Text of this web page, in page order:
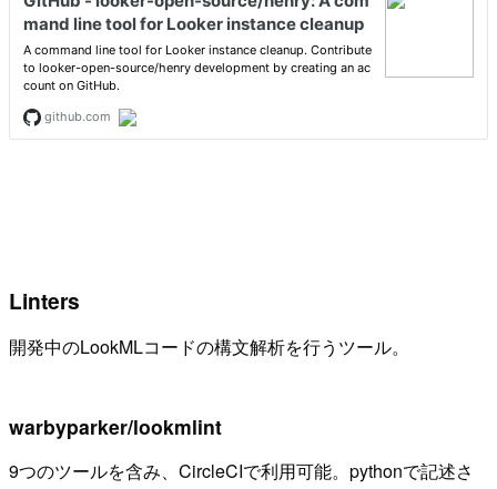
Linters
開発中のLookMLコードの構文解析を行うツール。
warbyparker/lookmlint
9つのツールを含み、CircleCIで利用可能。pythonで記述さ